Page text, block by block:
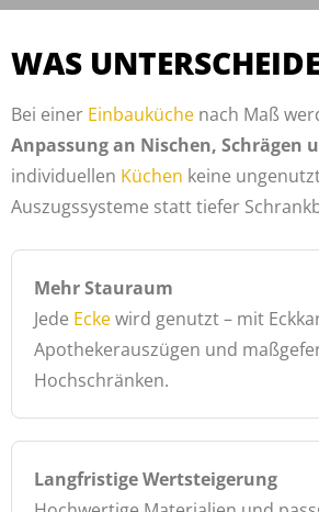
WAS
Bei einer Einbauküche nach Maß
Anpassung an Nischen, Schrägen
individuellen Küchen keine
Auszugssysteme statt tiefer
Mehr Stauraum
Jede Eckewird genutzt – mit
Apothekerauszügen und
Hochschränken.
Langfristige Wertsteigerung